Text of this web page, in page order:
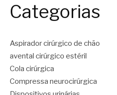
Categorias
Aspirador cirúrgico de chão
avental cirúrgico estéril
Cola cirúrgica
Compressa neurocirúrgica